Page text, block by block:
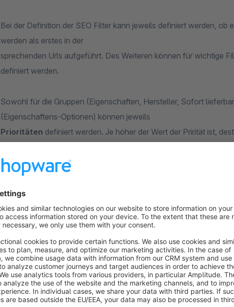
Bei der Definition der SEO Filter kann jeweils definiert werden, ob
werden als erstes in der
sprechenden Urls aufgeführt. Des Weiteren können für wichtige
definiert werden.
Sowohl für die Gruppen (Eigenschaften, Hersteller, Sofort
(Eigenschaftens-Optionen) können jeweils
Prioritäten definiert werden. Je höher der Wert der Prirität ist,
aufgeführt.
Für die Gruppen können jeweils
definiert
Nachsilben, die automatisch
zur jeweiligen Option hinzugefügt werden. (Beispiel:
Bei den Eigenschafts-Optionen kann jeweils ein abweichender
der Url ausgegeben werden soll.